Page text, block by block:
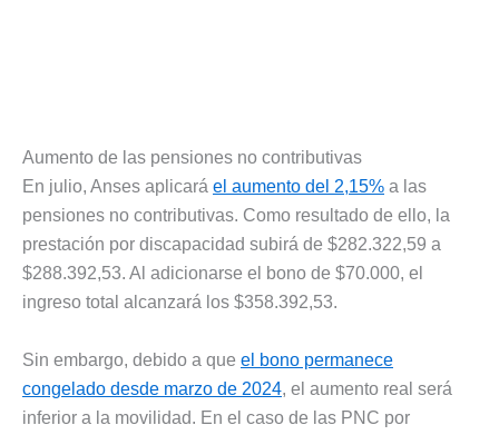
Aumento de las pensiones no contributivas
En julio, Anses aplicará el aumento del 2,15% a las
pensiones no contributivas. Como resultado de ello, la
prestación por discapacidad subirá de $282.322,59 a
$288.392,53. Al adicionarse el bono de $70.000, el
ingreso total alcanzará los $358.392,53.
Sin embargo, debido a que el bono permanece
congelado desde marzo de 2024, el aumento real será
inferior a la movilidad. En el caso de las PNC por